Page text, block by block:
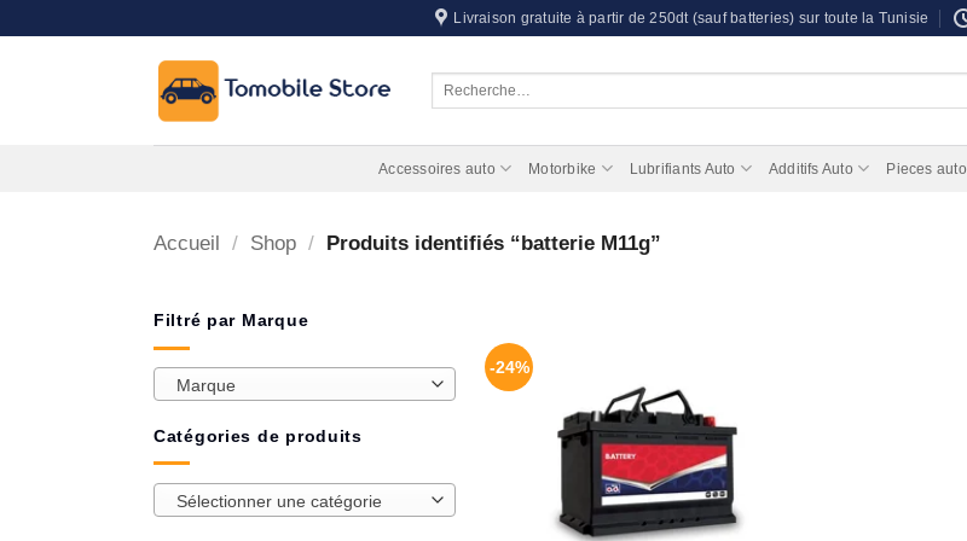
au
Livraison gratuite à partir de 250dt (sauf batteries) sur toute la Tunisie
Accessoires auto Motorbike Lubrifiants Auto Additifs Auto Pieces auto
Accueil / Shop / Produits identifiés “batterie M11g”
Filtré par Marque
Marque
Catégories de produits
Sélectionner une catégorie
-24%